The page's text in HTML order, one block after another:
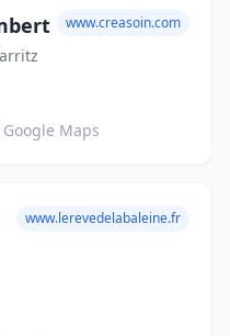
www.creasoin.com
Google Maps
www.lerevedelabaleine.fr